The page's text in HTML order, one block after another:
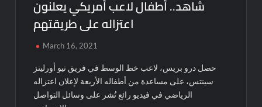
شاهد.. أطفال لاعب أمريكي يعلنون
اعتزاله على طريقتهم
March 16, 2021
حصل درو بريس، لاعب خط الوسط في فريق نيو أورلينز
سينتس، على مساعدة من أطفاله الأربعة لإعلان اعتزاله
الرياضي في فيديو رائع نُشر على وسائل التواصل